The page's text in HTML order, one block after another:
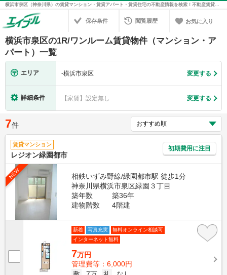
横浜市泉区（神奈川県）の賃貸マンション・賃貸アパート・賃貸住宅の不動産情報を検索！不動産賃貸の物件探しは、お部屋探しのエイブル
保存条件 閲覧履歴 お気に入り
横浜市泉区の1R/ワンルーム賃貸物件（マンション・ア
パート）一覧
エリア -横浜市泉区 変更する
詳細条件 【家賃】設定無し 変更する
7件
賃貸マンション
レジオン緑園都市
初期費用に注目
NEW
相鉄いずみ野線/緑園都市駅 徒歩1分
神奈川県横浜市泉区緑園３丁目
築年数
築36年
建物階数
4階建
新着 写真充実
無料オンライン相談可
インターネット無料
7万円
管理費等：6,000円